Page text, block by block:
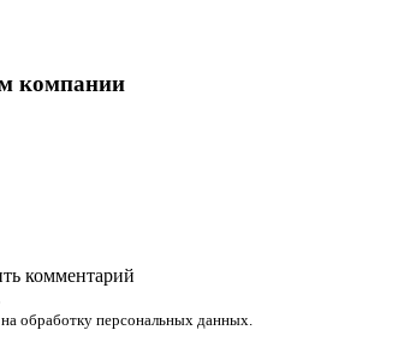
компании
комментарий
на обработку персональных данных.